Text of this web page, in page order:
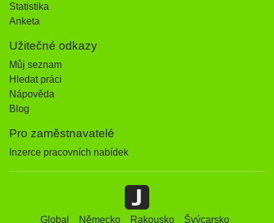
Statistika
Anketa
Užitečné odkazy
Můj seznam
Hledat práci
Nápověda
Blog
Pro zaměstnavatelé
Inzerce pracovních nabídek
Global Německo Rakousko Švýcarsko